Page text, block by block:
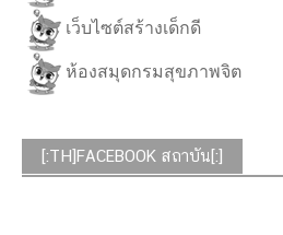
เว็บไซต์สร้างเด็กดี
ห้องสมุดกรมสุขภาพจิต
[:TH]FACEBOOK สถาบัน[:]